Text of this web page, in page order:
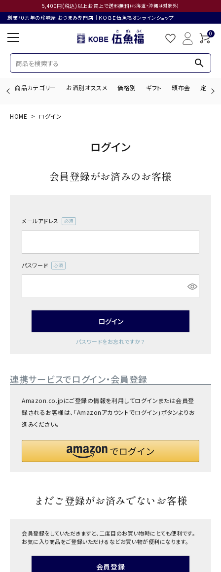
5,400円(税込)以上お買上で送料無料(北海道・沖縄は対象外)
創業70余年の珍味屋 おつまみ専門店│ＫＯＢＥ伍魚福オンラインショップ
0
search
商品カテゴリー お酒別オススメ 価格別 ギフト 頒布会 定期購
ようこそ ゲスト 様
商品カテゴリー
お酒別オススメ
HOME ログイン
ログイン
会員登録がお済みのお客様
メールアドレス
(必
パスワード
(必
ログイン
パスワードをお忘れですか？
連携サービスでログイン・会員登録
Amazon.co.jpにご登録の情報を利用してログインまたは会員登
録されるお客様は、「Amazonアカウントでログイン」ボタンよりお
進みください。
まだご登録がお済みでないお客様
会員登録をしていただきますと、二度目のお買い物時にとても便利です。
お気に入り商品をご登録いただけるなどお買い物が便利になります。
会員登録